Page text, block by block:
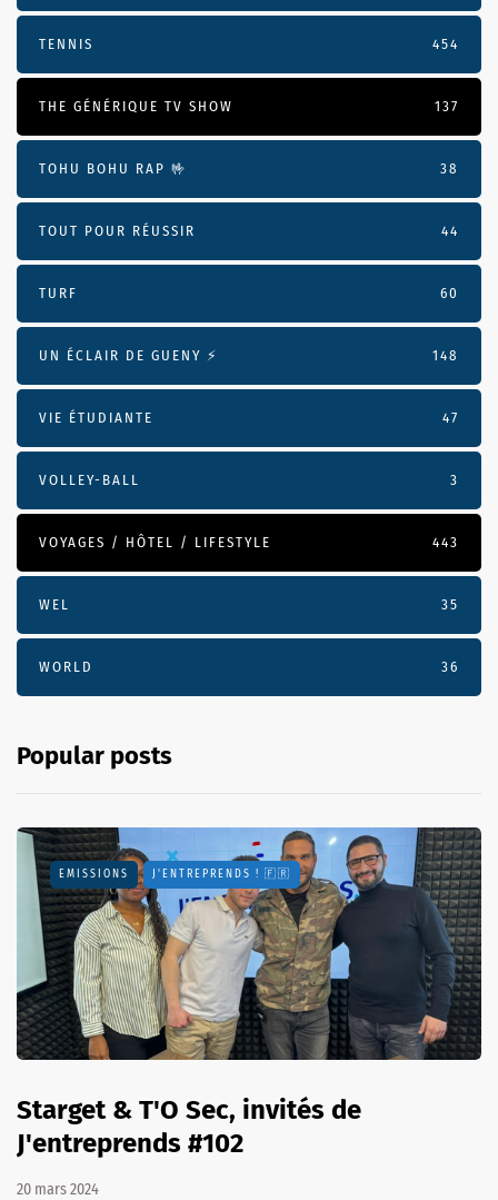
TENNIS 454
THE GÉNÉRIQUE TV SHOW 137
TOHU BOHU RAP 🤟 38
TOUT POUR RÉUSSIR 44
TURF 60
UN ÉCLAIR DE GUENY ⚡️ 148
VIE ÉTUDIANTE 47
VOLLEY-BALL 3
VOYAGES / HÔTEL / LIFESTYLE 443
WEL 35
WORLD 36
Popular posts
EMISSIONS J'ENTREPRENDS ! 🇫🇷
Starget & T'O Sec, invités de
J'entreprends #102
20 mars 2024